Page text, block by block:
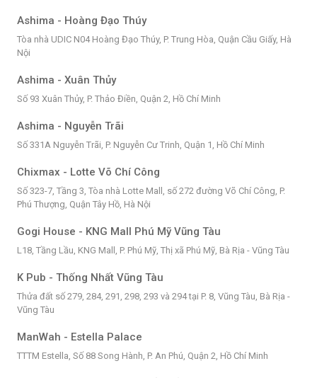
Ashima - Hoàng Đạo Thúy
Tòa nhà UDIC N04 Hoàng Đạo Thúy, P. Trung Hòa, Quận Cầu Giấy, Hà
Nội
Ashima - Xuân Thủy
Số 93 Xuân Thủy, P. Thảo Điền, Quận 2, Hồ Chí Minh
Ashima - Nguyễn Trãi
Số 331A Nguyễn Trãi, P. Nguyễn Cư Trinh, Quận 1, Hồ Chí Minh
Chixmax - Lotte Võ Chí Công
Số 323-7, Tầng 3, Tòa nhà Lotte Mall, số 272 đường Võ Chí Công, P.
Phú Thượng, Quận Tây Hồ, Hà Nội
Gogi House - KNG Mall Phú Mỹ Vũng Tàu
L18, Tầng Lầu, KNG Mall, P. Phú Mỹ, Thị xã Phú Mỹ, Bà Rịa - Vũng Tàu
K Pub - Thống Nhất Vũng Tàu
Thửa đất số 279, 284, 291, 298, 293 và 294 tại P. 8, Vũng Tàu, Bà Rịa -
Vũng Tàu
ManWah - Estella Palace
TTTM Estella, Số 88 Song Hành, P. An Phú, Quận 2, Hồ Chí Minh